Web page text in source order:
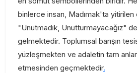
binlerce insan, Madımak'ta yitirilen
"Unutmadık, Unutturmayacağız"
gelmektedir. Toplumsal barışın
yüzleşmekten ve adaletin tam
etmesinden geçmektedir.